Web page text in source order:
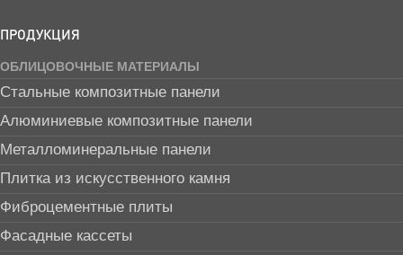
ПРОДУКЦИЯ
ОБЛИЦОВОЧНЫЕ МАТЕРИАЛЫ
Стальные композитные панели
Алюминиевые композитные панели
Металломинеральные панели
Плитка из искусственного камня
Фиброцементные плиты
Фасадные кассеты